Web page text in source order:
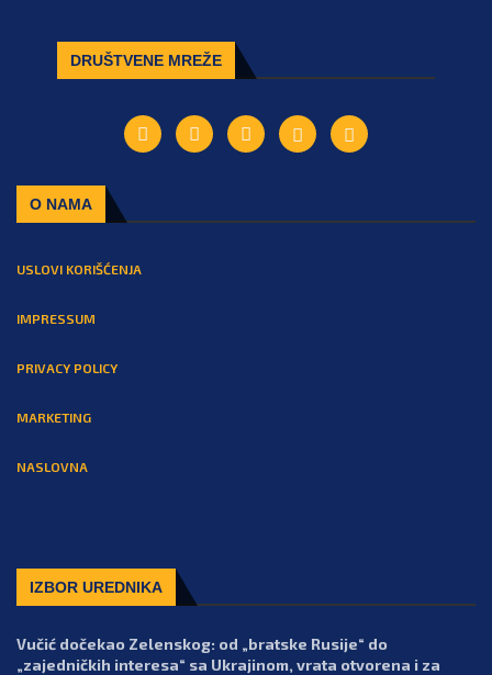
DRUŠTVENE MREŽE
O NAMA
USLOVI KORIŠĆENJA
IMPRESSUM
PRIVACY POLICY
MARKETING
NASLOVNA
IZBOR UREDNIKA
Vučić dočekao Zelenskog: od „bratske Rusije“ do
„zajedničkih interesa“ sa Ukrajinom, vrata otvorena i za